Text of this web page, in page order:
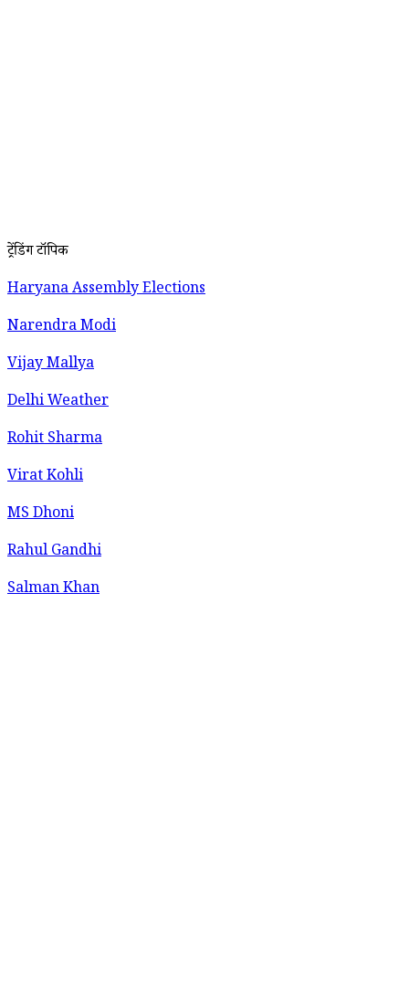
ट्रेंडिंग टॉपिक
Haryana Assembly Elections
Narendra Modi
Vijay Mallya
Delhi Weather
Rohit Sharma
Virat Kohli
MS Dhoni
Rahul Gandhi
Salman Khan